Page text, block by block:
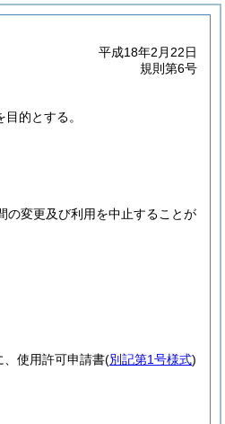
平成18年2月22日
規則第6号
的とする。
の変更及び利用を中止することが
使用許可申請書(別記第1号様式)